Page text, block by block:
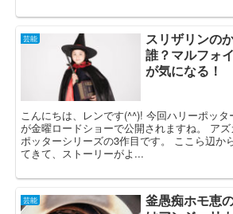
芸能
スリザリンの
誰？マルフォ
が気になる！
こんにちは、レンです(^^)! 今回ハリーポッ
が金曜ロードショーで公開されますね。 ア
ポッターシリーズの3作目です。 ここら辺か
てきて、ストーリーがよ...
芸能
釜愚痴ホモ恵